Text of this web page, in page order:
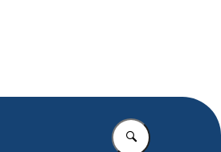
Vul in wat u